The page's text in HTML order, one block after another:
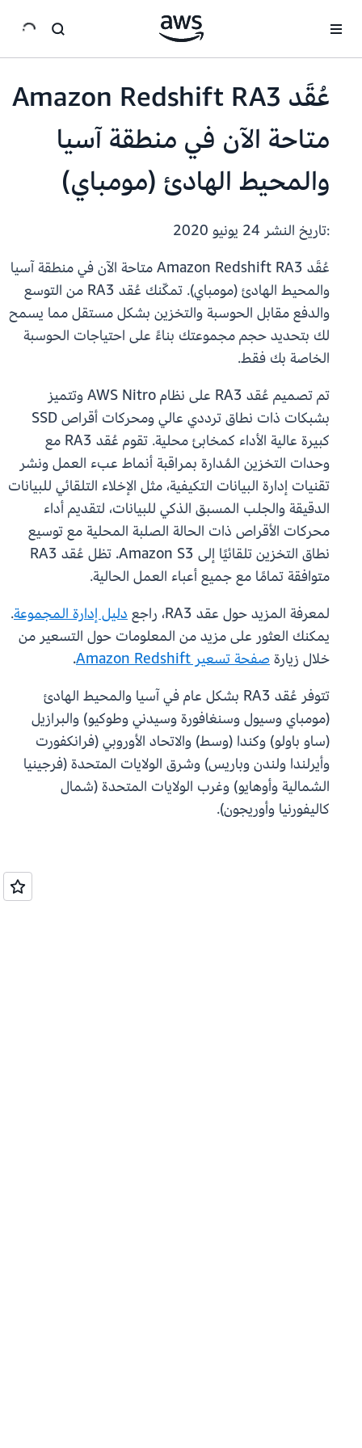
عُقَد Amazon Redshift RA3
متاحة الآن في منطقة آسيا
والمحيط الهادئ (مومباي)
:تاريخ النشر
عُقَد Amazon Redshift RA3 متاحة الآن في منطقة آسيا
والمحيط الهادئ (مومباي). تمكّنك عُقد RA3 من التوسع
والدفع مقابل الحوسبة والتخزين بشكل مستقل مما يسمح
لك بتحديد حجم مجموعتك بناءً على احتياجات الحوسبة
الخاصة بك فقط.
تم تصميم عُقد RA3 على نظام AWS Nitro وتتميز
بشبكات ذات نطاق ترددي عالي ومحركات أقراص SSD
كبيرة عالية الأداء كمخابئ محلية. تقوم عُقد RA3 مع
وحدات التخزين المُدارة بمراقبة أنماط عبء العمل ونشر
تقنيات إدارة البيانات التكيفية، مثل الإخلاء التلقائي للبيانات
الدقيقة والجلب المسبق الذكي للبيانات، لتقديم أداء
محركات الأقراص ذات الحالة الصلبة المحلية مع توسيع
نطاق التخزين تلقائيًا إلى Amazon S3. تظل عُقد RA3
متوافقة تمامًا مع جميع أعباء العمل الحالية.
لمعرفة المزيد حول عقد RA3، راجع
دليل إدارة المجموعة.
يمكنك العثور على مزيد من المعلومات حول التسعير من
خلال زيارةصفحة تسعير Amazon Redshift
.
تتوفر عُقد RA3 بشكل عام في آسيا والمحيط الهادئ
(مومباي وسيول وسنغافورة وسيدني وطوكيو) والبرازيل
(ساو باولو) وكندا (وسط) والاتحاد الأوروبي (فرانكفورت
وأيرلندا ولندن وباريس) وشرق الولايات المتحدة (فرجينيا
الشمالية وأوهايو) وغرب الولايات المتحدة (شمال
كاليفورنيا وأوريجون).